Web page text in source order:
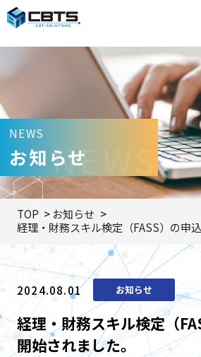
NEWS
お知らせNEWS
TOP
お知らせ
経理・財務スキル検定（FASS）の申
2024.08.01 お知らせ
経理・財務スキル検定（
開始されました。